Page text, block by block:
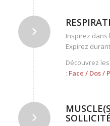
Inspirez dans
Expirez
Découvrez
: Face / Dos/